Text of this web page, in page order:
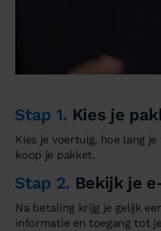
Stap 1. Kies je
Kies je voertuig, hoe lang
koop je pakket.
Stap 2. Bekijk je
Na betaling krijg je gelijk
informatie en toegang tot